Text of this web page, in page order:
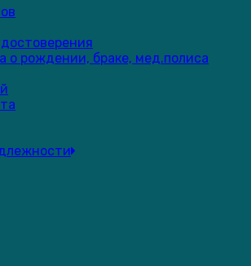
о рождении, браке, мед.полиса